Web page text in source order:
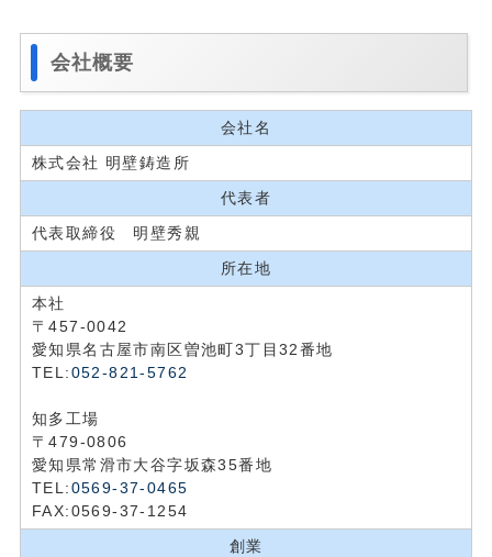
会社概要
会社名
株式会社 明壁鋳造所
代表者
代表取締役 明壁秀親
所在地
本社
〒457-0042
愛知県名古屋市南区曽池町3丁目32番地
TEL:052-821-5762
知多工場
〒479-0806
愛知県常滑市大谷字坂森35番地
TEL:0569-37-0465
FAX:0569-37-1254
創業